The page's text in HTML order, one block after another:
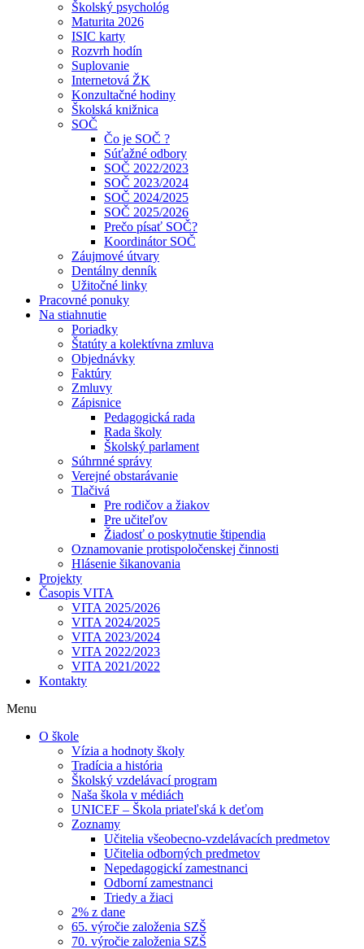
Školský psychológ
Maturita 2026
ISIC karty
Rozvrh hodín
Suplovanie
Internetová ŽK
Konzultačné hodiny
Školská knižnica
SOČ
Čo je SOČ ?
Súťažné odbory
SOČ 2022/2023
SOČ 2023/2024
SOČ 2024/2025
SOČ 2025/2026
Prečo písať SOČ?
Koordinátor SOČ
Záujmové útvary
Dentálny denník
Užitočné linky
Pracovné ponuky
Na stiahnutie
Poriadky
Štatúty a kolektívna zmluva
Objednávky
Faktúry
Zmluvy
Zápisnice
Pedagogická rada
Rada školy
Školský parlament
Súhrnné správy
Verejné obstarávanie
Tlačivá
Pre rodičov a žiakov
Pre učiteľov
Žiadosť o poskytnutie štipendia
Oznamovanie protispoločenskej činnosti
Hlásenie šikanovania
Projekty
Časopis VITA
VITA 2025/2026
VITA 2024/2025
VITA 2023/2024
VITA 2022/2023
VITA 2021/2022
Kontakty
Menu
O škole
Vízia a hodnoty školy
Tradícia a história
Školský vzdelávací program
Naša škola v médiách
UNICEF – Škola priateľská k deťom
Zoznamy
Učitelia všeobecno-vzdelávacích predmetov
Učitelia odborných predmetov
Nepedagogickí zamestnanci
Odborní zamestnanci
Triedy a žiaci
2% z dane
65. výročie založenia SZŠ
70. výročie založenia SZŠ